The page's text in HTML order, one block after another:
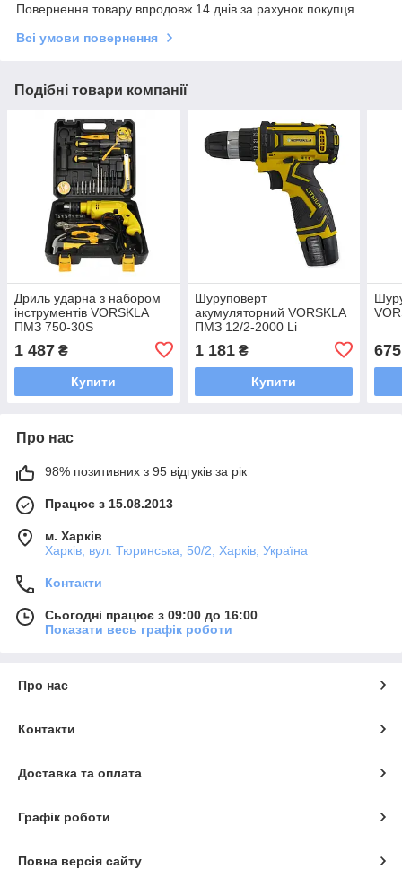
Повернення товару впродовж 14 днів за рахунок покупця
Всі умови повернення
Подібні товари компанії
Дриль ударна з набором
інструментів VORSKLA
ПМЗ 750-30S
1 487 ₴
Купити
Шуруповерт
акумуляторний VORSKLA
ПМЗ 12/2-2000 Li
1 181₴
Купити
675
Про нас
98% позитивних з 95 відгуків за рік
Працює з 15.08.2013
м. Харків
Харків, вул. Тюринська, 50/2, Харків, Україна
Контакти
Сьогодні працює з 09:00 до 16:00
Показати весь графік роботи
Про нас
Контакти
Доставка та оплата
Графік роботи
Повна версія сайту